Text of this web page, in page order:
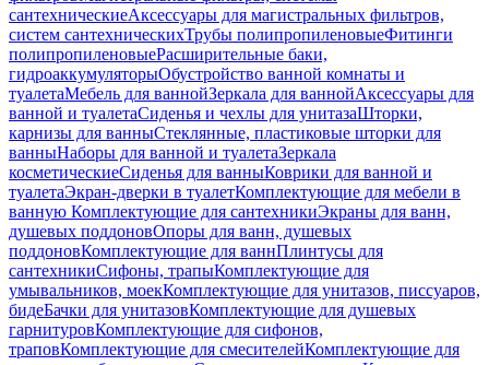
сантехническиеАксессуары для магистральных фильтров,
систем сантехническихТрубы полипропиленовыеФитинги
полипропиленовыеРасширительные баки,
гидроаккумуляторыОбустройство ванной комнаты и
туалетаМебель для ваннойЗеркала для ваннойАксессуары для
ванной и туалетаСиденья и чехлы для унитазаШторки,
карнизы для ванныСтеклянные, пластиковые шторки для
ванныНаборы для ванной и туалетаЗеркала
косметическиеСиденья для ванныКоврики для ванной и
туалетаЭкран-дверки в туалетКомплектующие для мебели в
ванную Комплектующие для сантехникиЭкраны для ванн,
душевых поддоновОпоры для ванн, душевых
поддоновКомплектующие для ваннПлинтусы для
сантехникиСифоны, трапыКомплектующие для
умывальников, моекКомплектующие для унитазов, писсуаров,
бидеБачки для унитазовКомплектующие для душевых
гарнитуровКомплектующие для сифонов,
траповКомплектующие для смесителейКомплектующие для